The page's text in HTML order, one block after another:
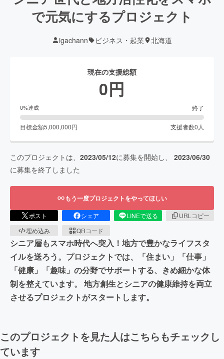
で元気にするプロジェクト
igachann ビジネス・起業 北海道
現在の支援総額
0円
0%達成 終了
目標金額5,000,000円 支援者数0 人
このプロジェクトは、 2023/05/12に募集を開始し、 2023/06/30
に募集を終了しました
もう一度プロジェクトをやってほしい
ポスト シェア LINEで送る
URLコピー
埋め込み
QRコード
シニア層もスマホ時代へ突入！地方で豊かなライフスタ
イルを送ろう。プロジェクトでは、「住まい」「仕事」
「健康」「趣味」の分野でサポートする、きめ細かな体
制を整えています。 地方創生とシニアの健康維持を両立
させるプロジェクトがスタートします。
このプロジェクトを見た人はこちらもチェックし
ています